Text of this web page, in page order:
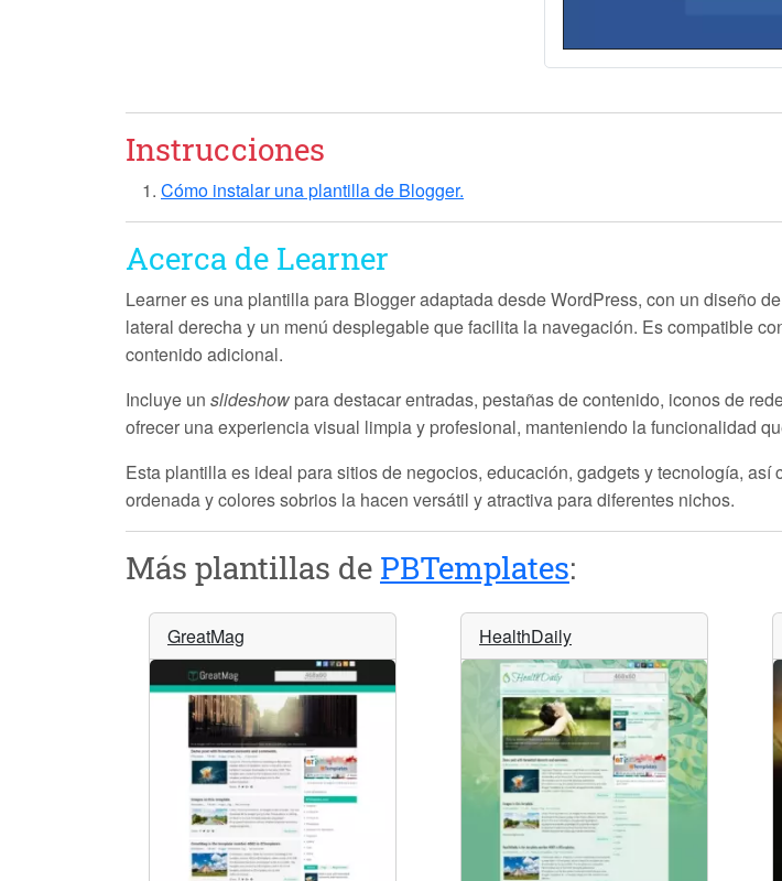
Instrucciones
Cómo instalar una plantilla de Blogger.
Acerca de Learner
Learneres una plantilla para Blogger adaptada desde WordPress, con un diseño
lateral derecha y un menú desplegable que facilita la navegación. Es compatible
contenido adicional.
Incluye un slideshow para destacar entradas, pestañas de contenido, iconos de
ofrecer una experiencia visual limpia y profesional, manteniendo la funcionalidad
Esta plantilla es ideal para sitios de negocios, educación, gadgets y tecnología,
ordenada y colores sobrios la hacen versátil y atractiva para diferentes nichos.
Más plantillas de PBTemplates:
GreatMag HealthDaily